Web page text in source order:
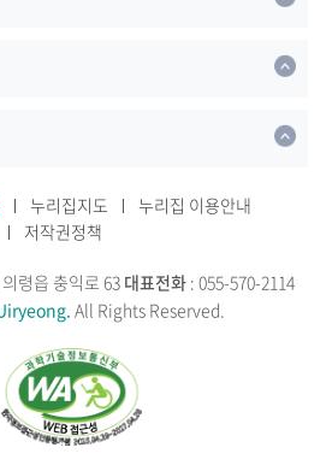
누리집지도
누리집 이용안내
저작권정책
령읍 충익로 63 대표전화 : 055-570-2114
All Rights Reserved.